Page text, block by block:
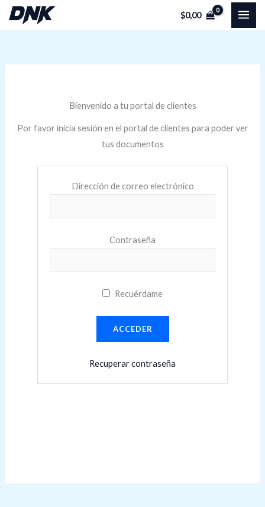
$0,00
Bienvenido a tu portal de clientes
Por favor inicia sesión en el portal de clientes para poder ver
tus documentos
Dirección de correo electrónico
Contraseña
Recuérdame
Recuperar contraseña